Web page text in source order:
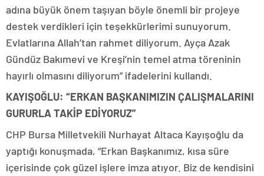
adına büyük önem taşıyan böyle önemli bir projeye
destek verdikleri için teşekkürlerimi sunuyorum.
Evlatlarına Allah’tan rahmet diliyorum. Ayça Azak
Gündüz Bakımevi ve Kreşi’nin temel atma töreninin
hayırlı olmasını diliyorum” ifadelerini kullandı.
KAYIŞOĞLU: “ERKAN BAŞKANIMIZIN ÇALIŞMALARINI
GURURLA TAKİP EDİYORUZ”
CHP Bursa Milletvekili Nurhayat Altaca Kayışoğlu da
yaptığı konuşmada, “Erkan Başkanımız, kısa süre
içerisinde çok güzel işlere imza atıyor. Biz de kendisini